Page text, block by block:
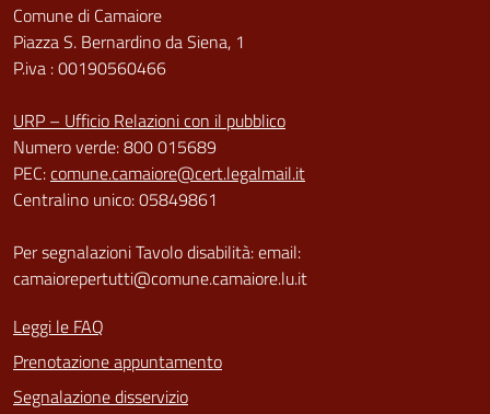
Comune di Camaiore
Piazza S. Bernardino da Siena, 1
P.iva : 00190560466
URP – Ufficio Relazioni con il pubblico
Numero verde: 800 015689
PEC:comune.camaiore@cert.legalmail.it
Centralino unico: 05849861
Per segnalazioni Tavolo disabilità: email:
camaiorepertutti@comune.camaiore.lu.it
Leggi le FAQ
Prenotazione appuntamento
Segnalazione disservizio